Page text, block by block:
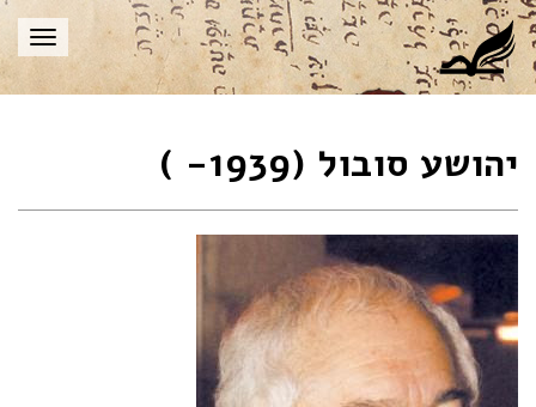
תפריט
יהושע סובול (1939- )